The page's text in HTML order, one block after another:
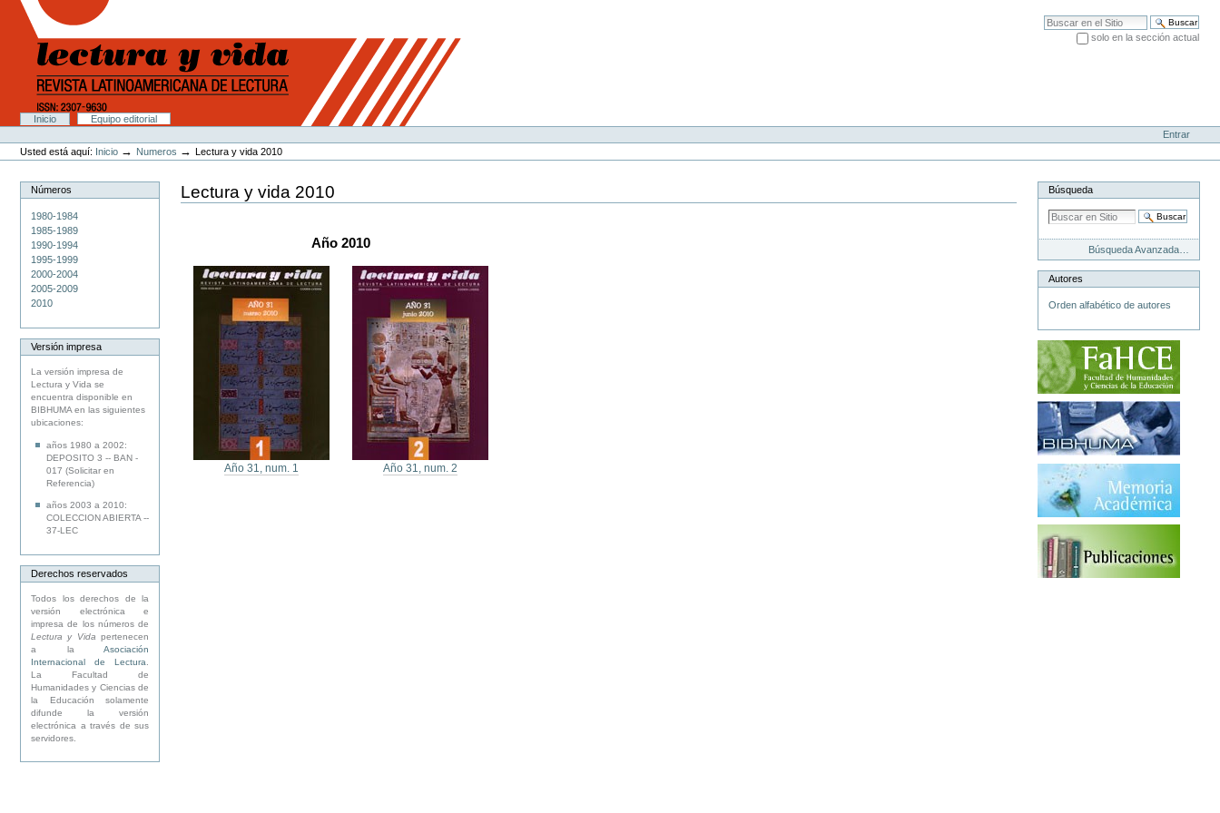
Cambiar
contenido.
navegación
Buscar
solo en la sección actual
Secciones
Inicio
Equipo editorial
Herramientas
Personales
Entrar
Usted está aquí: Inicio → Numeros →Lectura y vida 2010
Números
1980-1984
1985-1989
1990-1994
1995-1999
2000-2004
2005-2009
2010
Versión impresa
La versión impresa de
Lectura y Vida se
encuentra disponible en
BIBHUMA en las siguientes
ubicaciones:
años 1980 a 2002:
DEPOSITO 3 -- BAN -
017 (Solicitar en
Referencia)
años 2003 a 2010:
COLECCION ABIERTA --
37-LEC
Derechos reservados
Todos los derechos de la
versión electrónica e
impresa de los números de
Lectura y Vida pertenecen
a la Asociación
Internacional de Lectura
La Facultad de
Humanidades y Ciencias de
la Educación solamente
difunde la versión
electrónica a través de sus
servidores.
Lectura y vida 2010
Año 2010
Año 31, num. 1 Año 31, num. 2
Búsqueda
Búsqueda Avanzada…
Autores
Orden alfabético de autores